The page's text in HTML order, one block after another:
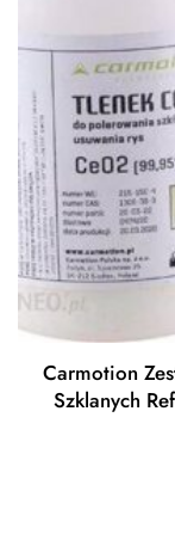
Carmotion
Szklanych